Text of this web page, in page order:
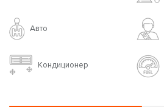
Авто
Кондиционер